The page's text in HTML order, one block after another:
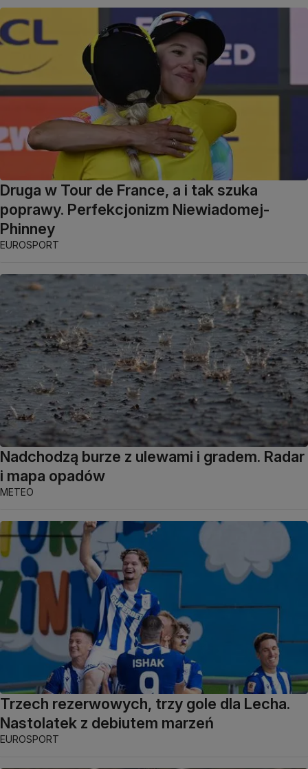
Druga w Tour de France, a i tak szuka
poprawy. Perfekcjonizm Niewiadomej-
Phinney
EUROSPORT
Nadchodzą burze z ulewami i gradem. Radar
i mapa opadów
METEO
Trzech rezerwowych, trzy gole dla Lecha.
Nastolatek z debiutem marzeń
EUROSPORT